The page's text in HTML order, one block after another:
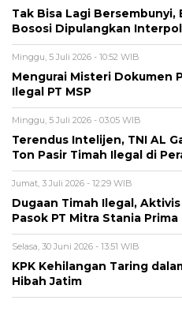
Tak Bisa Lagi Bersembunyi,
Bososi Dipulangkan
Minggu, 5 Juli 2026 - 10:52 WIB
Mengurai Misteri Dokumen
Ilegal PT MSP
Minggu, 5 Juli 2026 - 03:05 WIB
Terendus Intelijen, TNI AL
Ton Pasir Timah Ilegal di
Jumat, 3 Juli 2026 - 12:29 WIB
Dugaan Timah Ilegal,
Pasok PT Mitra Stania Prima
Selasa, 30 Juni 2026 - 13:51 WIB
KPK Kehilangan Taring
Hibah Jatim